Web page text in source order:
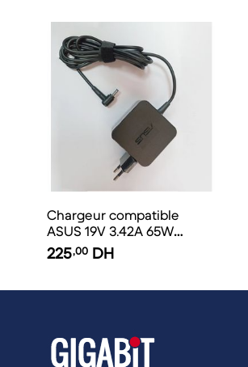
Chargeur compatible
ASUS 19V 3.42A 65W
4.0*1.35mm
225,00 DH